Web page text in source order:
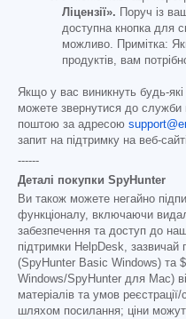
Ліцензії». Поруч із
доступна кнопка для
можливо. Примітка:
продуктів, вам
Якщо у вас виникнуть будь-
можете звернутися до служби
поштою за адресою
запит на підтримку на веб-сайті
------
Деталі покупки SpyHunter
Ви також можете негайно
функціоналу, включаючи
забезпечення та доступ до
підтримки HelpDesk, зазвичай
(SpyHunter Basic Windows) та
Windows/SpyHunter для Mac)
матеріалів та умов
шляхом посилання; ціни